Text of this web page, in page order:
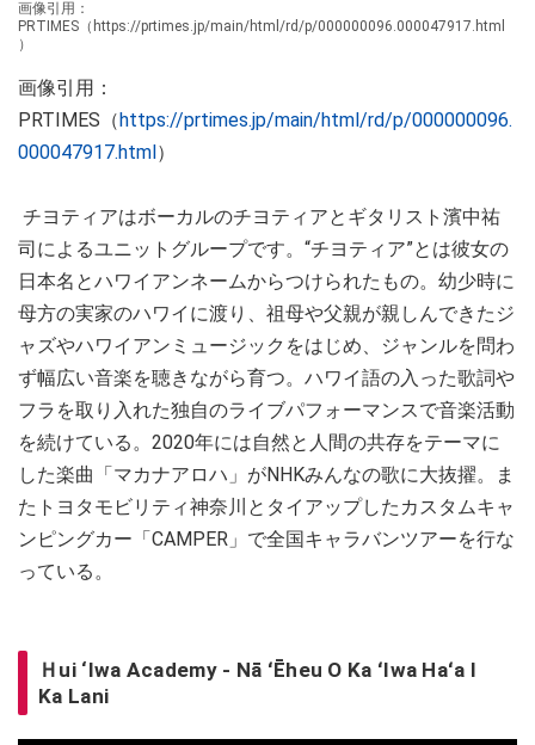
画像引用：
PRTIMES（https://prtimes.jp/main/html/rd/p/000000096.000047917.html
）
画像引用：
PRTIMES（https://prtimes.jp/main/html/rd/p/000000096.
000047917.html）
チヨティアはボーカルのチヨティアとギタリスト濱中祐
司によるユニットグループです。“チヨティア”とは彼女の
日本名とハワイアンネームからつけられたもの。幼少時に
母方の実家のハワイに渡り、祖母や父親が親しんできたジ
ャズやハワイアンミュージックをはじめ、ジャンルを問わ
ず幅広い音楽を聴きながら育つ。ハワイ語の入った歌詞や
フラを取り入れた独自のライブパフォーマンスで音楽活動
を続けている。2020年には自然と人間の共存をテーマに
した楽曲「マカナアロハ」がNHKみんなの歌に大抜擢。ま
たトヨタモビリティ神奈川とタイアップしたカスタムキャ
ンピングカー「CAMPER」で全国キャラバンツアーを行な
っている。
Ｈui ‘Iwa Academy - Nā ʻĒheu O Ka ʻIwa Haʻa I
Ka Lani